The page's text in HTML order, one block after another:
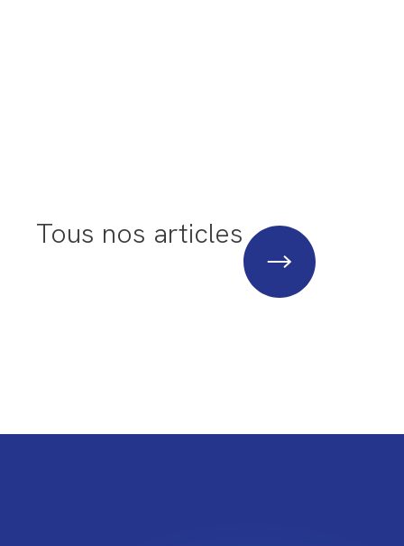
Tous nos articles